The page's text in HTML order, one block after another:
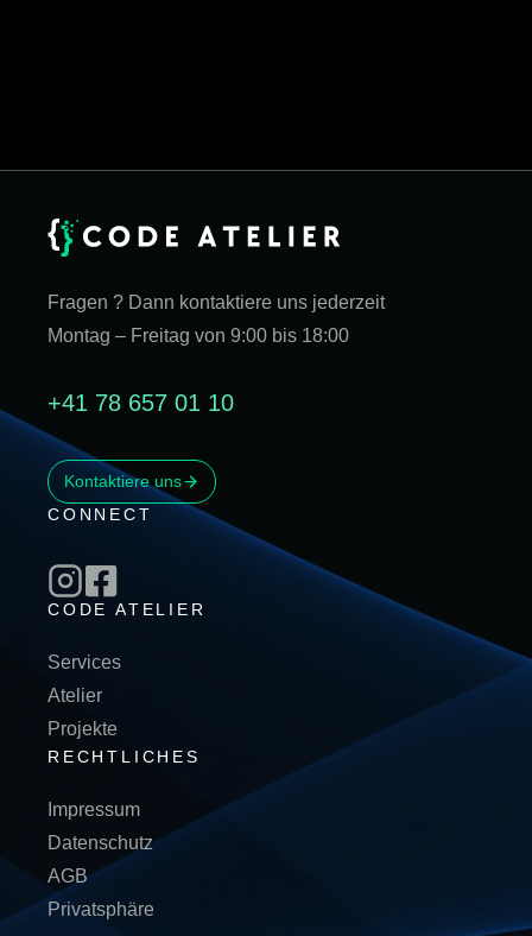
Fragen ? Dann kontaktiere uns jederzeit
Montag – Freitag von 9:00 bis 18:00
+41 78 657 01 10
Kontaktiere uns
CONNECT
CODE ATELIER
Services
Atelier
Projekte
RECHTLICHES
Impressum
Datenschutz
AGB
Privatsphäre